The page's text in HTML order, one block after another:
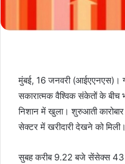
मुंबई, 16 जनवरी (आईएएनएस)।
सकारात्मक वैश्विक संकेतों के बीच
निशान में खुला। शुरुआती
सेक्टर में खरीदारी देखने को मिली।
सुबह करीब 9.22 बजे सेंसेक्स